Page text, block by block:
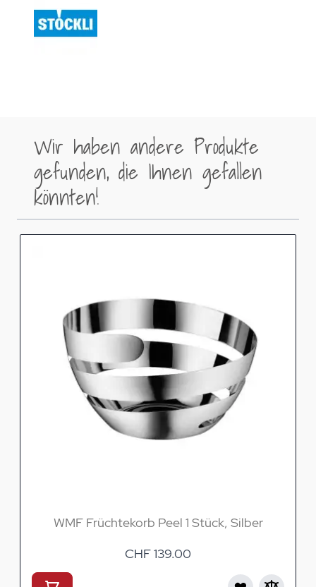
Wir haben andere Produkte
gefunden, die Ihnen gefallen
könnten!
WMF Früchtekorb Peel 1 Stück, Silber
CHF 139.00